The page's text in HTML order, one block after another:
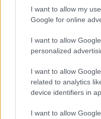
I want to allow my
Google for online
I want to allow
personalized
I want to allow
related to analytics
device identifiers in
I want to allow
főszerepekben Ryan
játszanak.
évektől, de a történet
Allie…